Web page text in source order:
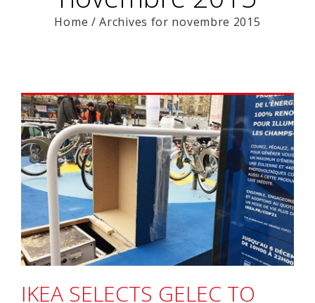
Home / Archives for novembre 2015
IKEA SELECTS GELEC TO